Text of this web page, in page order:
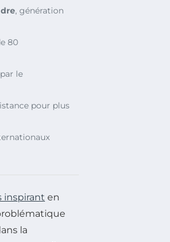
, génération
80
le
pour plus
inspirant en
la